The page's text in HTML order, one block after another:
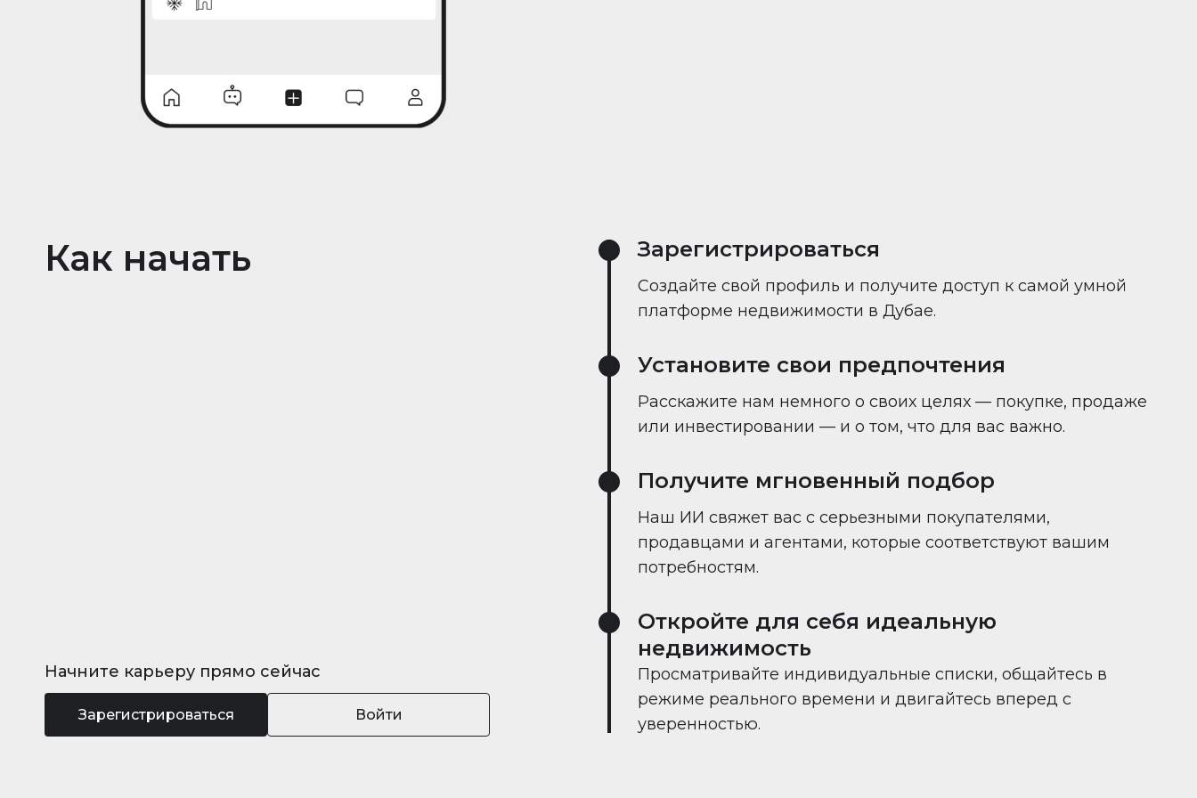
Как начать
Начните карьеру прямо сейчас
Зарегистрироваться Войти
Зарегистрироваться
Создайте свой профиль и получите доступ к самой умной
платформе недвижимости в Дубае.
Установите свои предпочтения
Расскажите нам немного о своих целях — покупке, продаже
или инвестировании — и о том, что для вас важно.
Получите мгновенный подбор
Наш ИИ свяжет вас с серьезными покупателями,
продавцами и агентами, которые соответствуют вашим
потребностям.
Откройте для себя идеальную
недвижимость
Просматривайте индивидуальные списки, общайтесь в
режиме реального времени и двигайтесь вперед с
уверенностью.